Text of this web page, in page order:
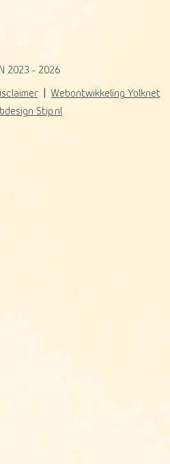
2023 - 2026
Webontwikkeling Yolknet
Stip.nl